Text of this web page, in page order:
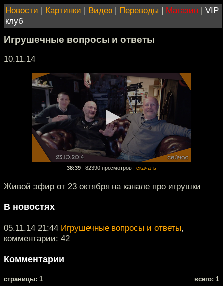
Новости | Картинки | Видео | Переводы | Магазин | VIP
клуб
Игрушечные вопросы и ответы
10.11.14
38:39 82390 просмотров скачать
Живой эфир от 23 октября на канале про игрушки
В новостях
05.11.14 21:44 Игрушечные вопросы и ответы,
комментарии: 42
Комментарии
cтраницы: 1 всего: 1